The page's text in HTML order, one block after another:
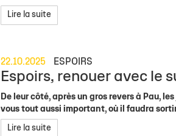
Lire la suite
22.10.2025 ESPOIRS
Espoirs, renouer avec le
De leur côté, après un gros revers à Pau,
vous tout aussi important, où il faudra
Lire la suite